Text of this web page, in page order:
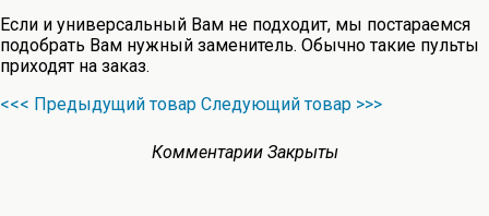
Если и универсальный Вам не подходит, мы постараемся
подобрать Вам нужный заменитель. Обычно такие пульты
приходят на заказ.
<<< Предыдущий товар Следующий товар >>>
Комментарии Закрыты